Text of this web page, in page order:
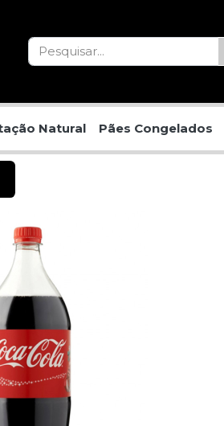
Natural Pães Congelados